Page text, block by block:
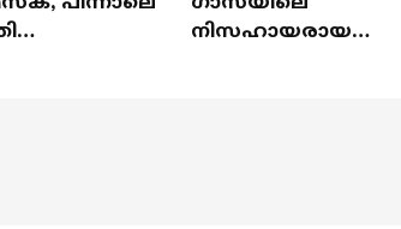
നിസഹായരായ